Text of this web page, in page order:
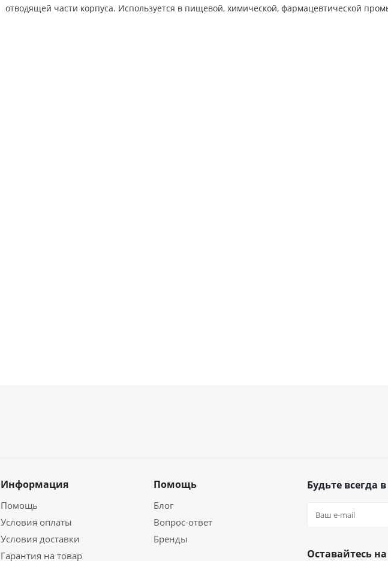
отводящей части корпуса. Используется в пищевой, химической, фармацевтической
Информация
Помощь
Условия оплаты
Условия доставки
Гарантия на товар
Помощь
Блог
Вопрос-ответ
Бренды
Будьте всегда
Оставайтесь